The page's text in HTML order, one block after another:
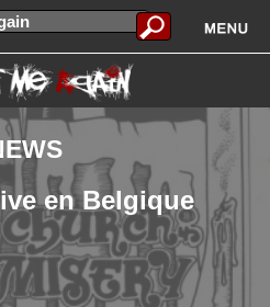
en Belgique